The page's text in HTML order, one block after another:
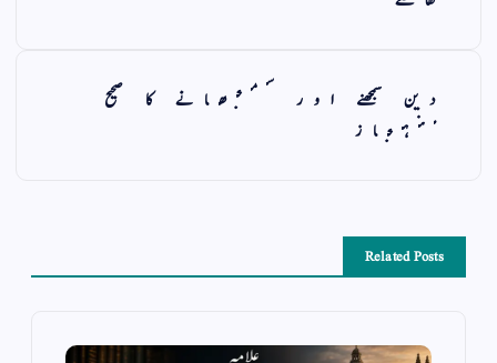
دين سمجهنے اور سمجهانے كا صحيح
منہجاز
Related Posts